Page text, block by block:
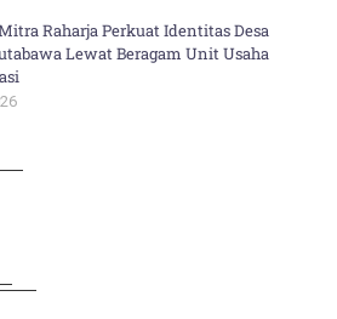
Raharja Perkuat Identitas Desa
Lewat Beragam Unit Usaha